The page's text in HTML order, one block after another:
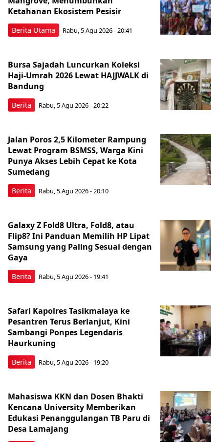
Berita Utama
Ketahanan Ekosistem Pesisir
Rabu, 5 Agu 2026 - 20:41
Berita
Bursa Sajadah Luncurkan Koleksi
Haji-Umrah 2026 Lewat HAJJWALK di
Bandung
Rabu, 5 Agu 2026 - 20:22
Berita
Jalan Poros 2,5 Kilometer Rampung
Lewat Program BSMSS, Warga Kini
Punya Akses Lebih Cepat ke Kota
Sumedang
Rabu, 5 Agu 2026 - 20:10
Berita
Galaxy Z Fold8 Ultra, Fold8, atau
Flip8? Ini Panduan Memilih HP Lipat
Samsung yang Paling Sesuai dengan
Gaya
Rabu, 5 Agu 2026 - 19:41
Berita
Safari Kapolres Tasikmalaya ke
Pesantren Terus Berlanjut, Kini
Sambangi Ponpes Legendaris
Haurkuning
Rabu, 5 Agu 2026 - 19:20
Mahasiswa KKN dan Dosen Bhakti
Kencana University Memberikan
Edukasi Penanggulangan TB Paru di
Desa Lamajang